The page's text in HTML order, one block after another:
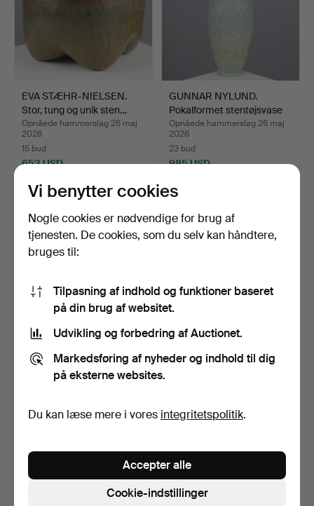
EVA STÆHR-NIELSEN.
Stor, tung og unik sten…
Opnåede hammerslag 26 maj
2026
15 bud
653 USD
GUNNAR NYLUND.
Pokalformet stentøjsvase
gl…
Opnåede hammerslag 26 maj
2026
23 bud
985 USD
GUNNAR NYLUND. Høj
stentøjskande i grøn gl…
Opnåede hammerslag 26 maj
ANNETTE FROM (1931-
2016). Stor, dråbeforme…
Opnåede hammerslag 26 maj
Vi benytter cookies
Nogle cookies er nødvendige for brug af
tjenesten. De cookies, som du selv kan håndtere,
bruges til:
Tilpasning af indhold og funktioner baseret
på din brug af websitet.
Udvikling og forbedring af Auctionet.
Markedsføring af nyheder og indhold til dig
på eksterne websites.
Du kan læse mere i vores integritetspolitik.
Cookie-indstillinger
Accepter alle